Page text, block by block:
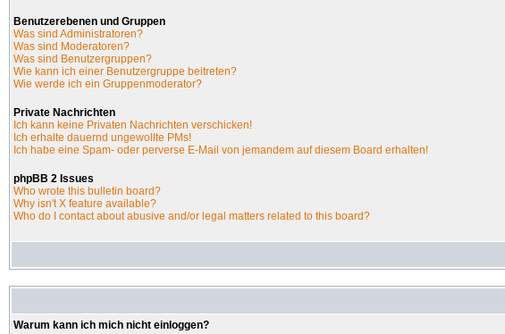
Benutzerebenen und Gruppen
Was sind Administratoren?
Was sind Moderatoren?
Was sind Benutzergruppen?
Wie kann ich einer Benutzergruppe beitreten?
Wie werde ich ein Gruppenmoderator?
Private Nachrichten
Ich kann keine Privaten Nachrichten verschicken!
Ich erhalte dauernd ungewollte PMs!
Ich habe eine Spam- oder perverse E-Mail von jemandem auf diesem Board erhalten!
phpBB 2 Issues
Who wrote this bulletin board?
Why isn't X feature available?
Who do I contact about abusive and/or legal matters related to this board?
Warum kann ich mich nicht einloggen?